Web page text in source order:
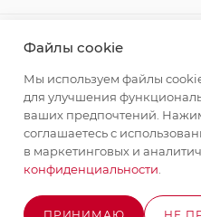
КОНТАКТЫ
+7 (495) 580-58-
Файлы cookie
Мы используем файлы
для улучшения
ваших предпочтений.
соглашаетесь с
в маркетинговых и
конфиденциальности